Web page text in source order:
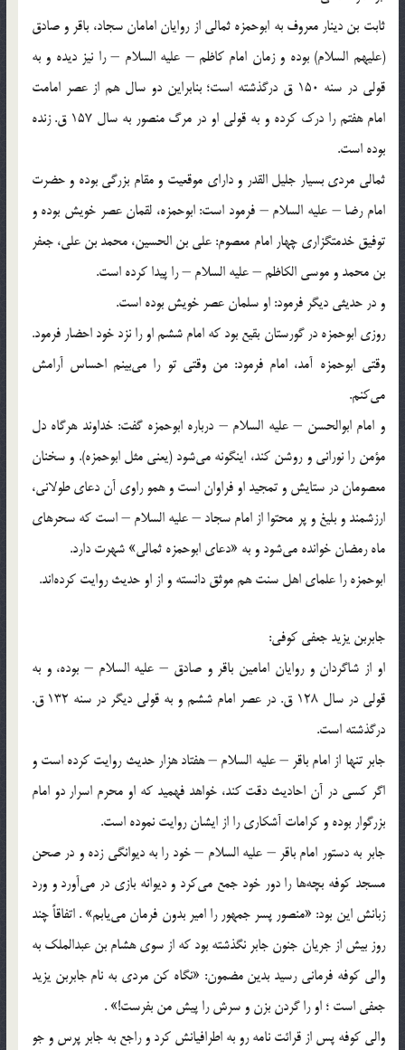
ثابت بن دینار معروف به ابوحمزه ثمالی از روایان امامان سجاد، باقر و صادق
(علیهم السلام) بوده و زمان امام كاظم – علیه السلام – را نیز دیده و به
قولی در سنه 150 ق درگذشته است؛ بنابراین دو سال هم از عصر امامت
امام هفتم را درك كرده و به قولی او در مرگ منصور به سال 157 ق. زنده
بوده است.
ثمالی مردی بسیار جلیل القدر و دارای موقعیت و مقام بزرگی بوده و حضرت
امام رضا – علیه السلام – فرمود است: ابوحمزه، لقمان عصر خویش بوده و
توفیق خدمتگزاری چهار امام معصوم: علی بن الحسین، محمد بن علی، جعفر
بن محمد و موسی الكاظم – علیه السلام – را پیدا كرده است.
و در حدیثی دیگر فرمود: او سلمان عصر خویش بوده است.
روزی ابوحمزه در گورستان بقیع بود كه امام ششم او را نزد خود احضار فرمود.
وقتی ابوحمزه آمد، امام فرمود: من وقتی تو را می‌بینم احساس آرامش
می‌كنم.
و امام ابوالحسن – علیه السلام – درباره ابوحمزه گفت: خداوند هرگاه دل
مؤمن را نورانی و روشن كند، اینگونه می‌شود (یعنی مثل ابوحمزه). و سخنان
معصومان در ستایش و تمجید او فراوان است و همو راوی آن دعای طولانی،
ارزشمند و بلیغ و پر محتوا از امام سجاد – علیه السلام – است كه سحرهای
ماه رمضان خوانده می‌شود و به «دعای ابوحمزه ثمالی» شهرت دارد.
ابوحمزه را علمای اهل سنت هم موثق دانسته و از او حدیث روایت كرده‌اند.
جابربن یزید جعفی كوفی:
او از شاگردان و روایان امامین باقر و صادق – علیه السلام – بوده، و به
قولی در سال 128 ق. در عصر امام ششم و به قولی دیگر در سنه 132 ق.
درگذشته است.
جابر تنها از امام باقر – علیه السلام – هفتاد هزار حدیث روایت كرده است و
اگر كسی در آن احادیث دقت كند، خواهد فهمید كه او محرم اسرار دو امام
بزرگوار بوده و كرامات آشكاری را از ایشان روایت نموده است.
جابر به دستور امام باقر – علیه السلام – خود را به دیوانگی زده و در صحن
مسجد كوفه بچه‌ها را دور خود جمع می‌كرد و دیوانه بازی در می‌آورد و ورد
زبانش این بود: «منصور پسر جمهور را امیر بدون فرمان می‌یابم» . اتفاقاً چند
روز بیش از جریان جنون جابر نگذشته بود كه از سوی هشام بن عبدالملك به
والی كوفه فرمانی رسید بدین مضمون: «نگاه كن مردی به نام جابربن یزید
جعفی است ؛ او را گردن بزن و سرش را پیش من بفرست!» .
والی كوفه پس از قرائت نامه رو به اطرافیانش كرد و راجع به جابر پرس و جو